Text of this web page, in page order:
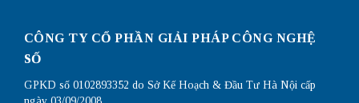
CÔNG TY CỔ PHẦN GIẢI PHÁP CÔNG NGHỆ
SỐ
GPKD số 0102893352 do Sở Kế Hoạch & Đầu Tư Hà Nội cấp